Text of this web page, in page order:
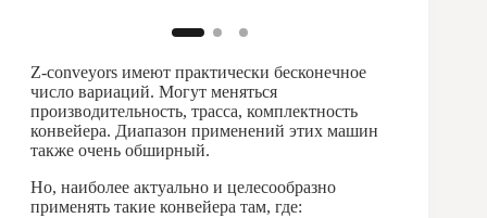
Z-conveyors имеют практически бесконечное
число вариаций. Могут меняться
производительность, трасса, комплектность
конвейера. Диапазон применений этих машин
также очень обширный.
Но, наиболее актуально и целесообразно
применять такие конвейера там, где: